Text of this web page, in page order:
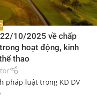
10/2025 về chấp
hoạt động, kinh
thao
pháp luật trong KD DV